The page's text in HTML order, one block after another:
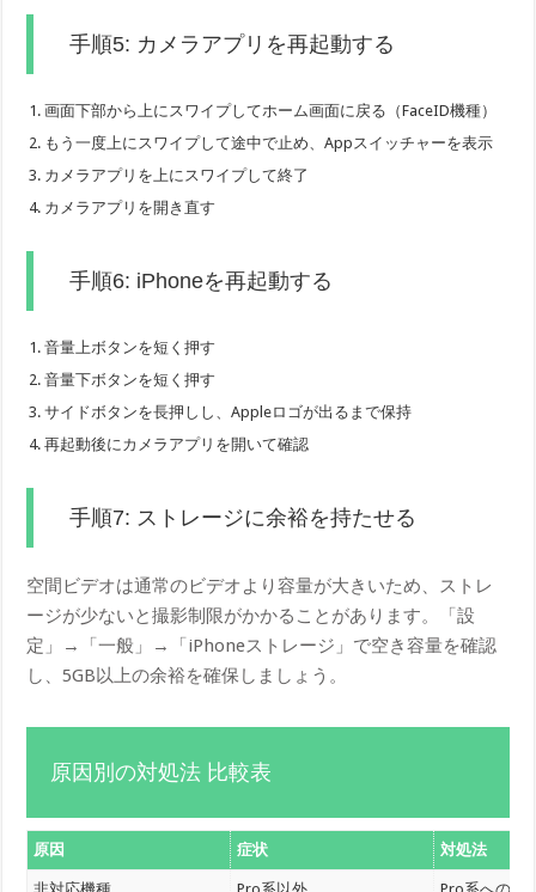
手順5: カメラアプリを再起動する
画面下部から上にスワイプしてホーム画面に戻る（FaceID機種）
もう一度上にスワイプして途中で止め、Appスイッチャーを表示
カメラアプリを上にスワイプして終了
カメラアプリを開き直す
手順6: iPhoneを再起動する
音量上ボタンを短く押す
音量下ボタンを短く押す
サイドボタンを長押しし、Appleロゴが出るまで保持
再起動後にカメラアプリを開いて確認
手順7: ストレージに余裕を持たせる
空間ビデオは通常のビデオより容量が大きいため、ストレ
ージが少ないと撮影制限がかかることがあります。「設
定」→「一般」→「iPhoneストレージ」で空き容量を確認
し、5GB以上の余裕を確保しましょう。
原因別の対処法 比較表
原因 症状 対処法